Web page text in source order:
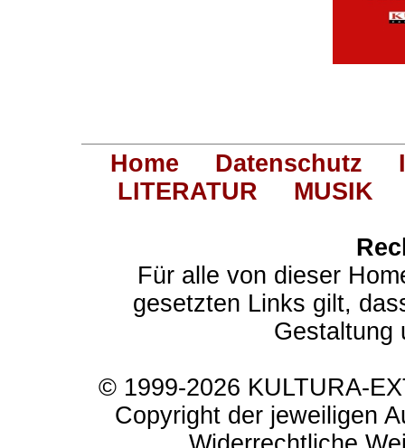
Home Datenschutz
LITERATUR
MUSIK
Für alle von dieser
gesetzten Links gilt,
Gestaltung
© 1999-2026 KULTURA-
Copyright der jeweiligen